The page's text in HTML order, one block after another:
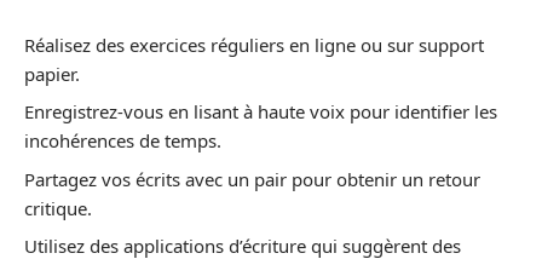
Réalisez des exercices réguliers en ligne ou sur support
papier.
Enregistrez-vous en lisant à haute voix pour identifier les
incohérences de temps.
Partagez vos écrits avec un pair pour obtenir un retour
critique.
Utilisez des applications d’écriture qui suggèrent des